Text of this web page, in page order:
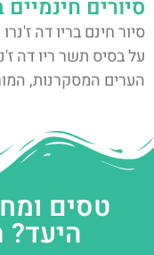
סיורים חינמיים
הערים המסקרנות,
טסים